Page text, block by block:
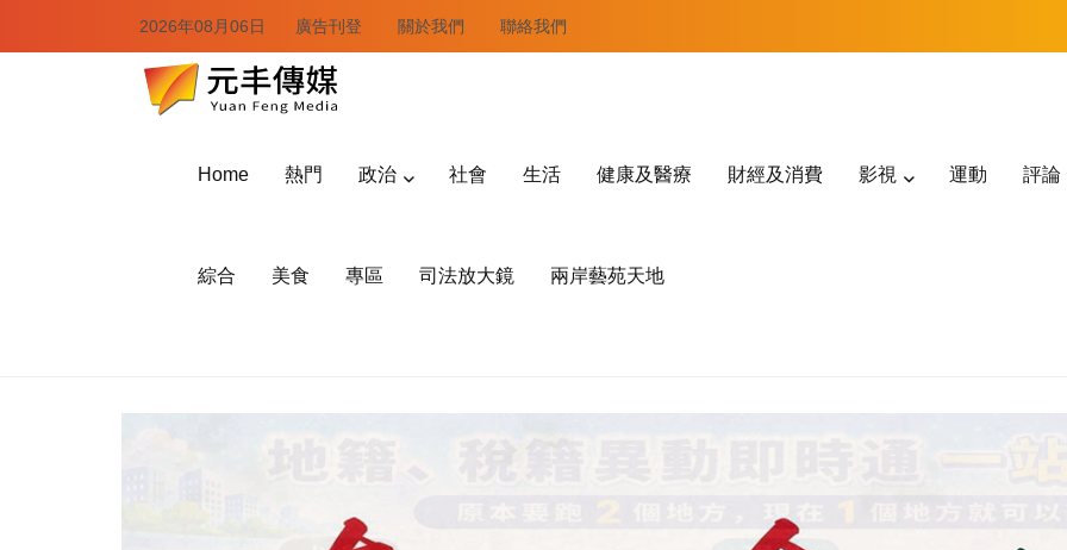
2026年08月06日 廣告刊登 關於我們 聯絡我們
Home 熱門 政治 社會 生活 健康及醫療 財經及消費 影視 運動 評論
綜合 美食 專區 司法放大鏡 兩岸藝苑天地